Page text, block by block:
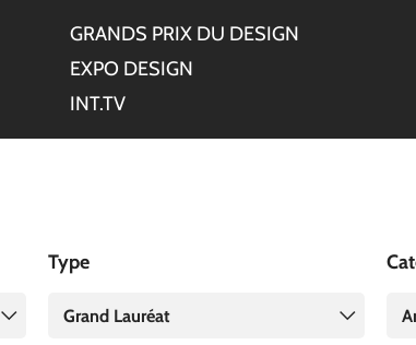
GRANDS PRIX DU DESIGN
EXPO DESIGN
INT.TV
Type
Grand Lauréat